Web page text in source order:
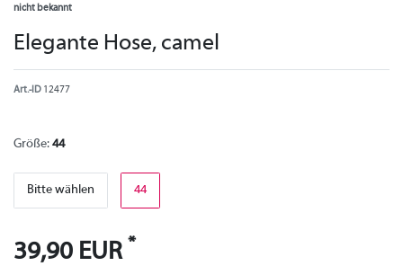
nicht bekannt
Elegante Hose, camel
Art.-ID 12477
Größe: 44
Bitte wählen 44
39,90 EUR *